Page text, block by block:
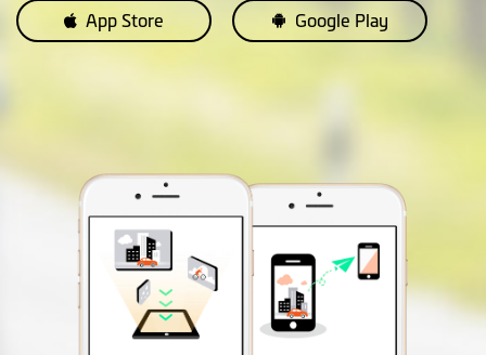
App Store Google Play